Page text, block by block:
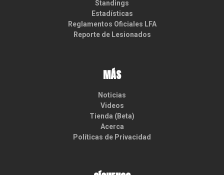
Standings
Estadísticas
Reglamentos Oficiales LFA
Reporte de Lesionados
MÁS
Noticias
Videos
Tienda (Beta)
Acerca
Políticas de Privacidad